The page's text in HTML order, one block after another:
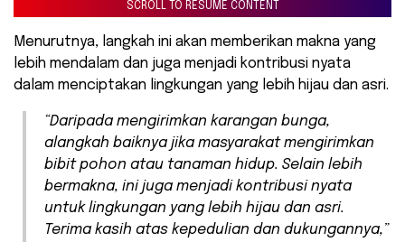
SCROLL TO RESUME CONTENT
Menurutnya, langkah ini akan memberikan makna yang
lebih mendalam dan juga menjadi kontribusi nyata
dalam menciptakan lingkungan yang lebih hijau dan asri.
“Daripada mengirimkan karangan bunga,
alangkah baiknya jika masyarakat mengirimkan
bibit pohon atau tanaman hidup. Selain lebih
bermakna, ini juga menjadi kontribusi nyata
untuk lingkungan yang lebih hijau dan asri.
Terima kasih atas kepedulian dan dukungannya,”